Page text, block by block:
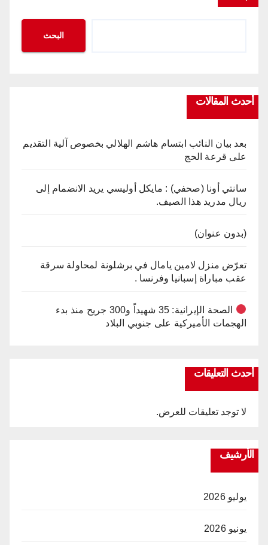
البحث
أحدث المقالات
بعد بيان النائب ابتسام هاشم الهلالي بخصوص آلية التقديم
على قرعة الحج
سانتي أونا (صحفي) : مايكل أوليسي يريد الانضمام إلى
ريال مدريد هذا الصيف.
(بدون عنوان)
تعرّض منزل لامين يامال في برشلونة لمحاولة سرقة
عقب مباراة إسبانيا وفرنسا .
الصحة الإيرانية: 35 شهيداً و300 جريح منذ بدء
الهجمات الأميركية على جنوبي البلاد
أحدث التعليقات
لا توجد تعليقات للعرض.
الأرشيف
يوليو 2026
يونيو 2026